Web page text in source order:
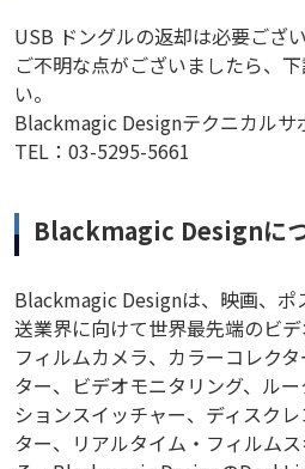
USB ドングルの返却は必要ござい
ご不明な点がございましたら、
い。
Blackmagic Designテクニカルサ
TEL：03-5295-5661
Blackmagic Designに
Blackmagic Designは、映画、ポ
送業界に向けて世界最先端のビ
フィルムカメラ、カラーコレク
ター、ビデオモニタリング、ル
ションスイッチャー、ディスク
ター、リアルタイム・フィルム